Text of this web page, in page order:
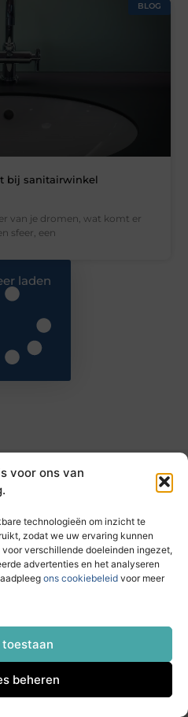
voor ons van
technologieën om inzicht te
zodat we uw ervaring kunnen
verschillende doeleinden ingezet,
advertenties en het analyseren
ons cookiebeleid voor meer
toestaan
beheren
BLOG
bij sanitairwinkel
van je dromen, wat komt er
sfeer, een
laden
inzichten op taec.nl
en praktische tips die